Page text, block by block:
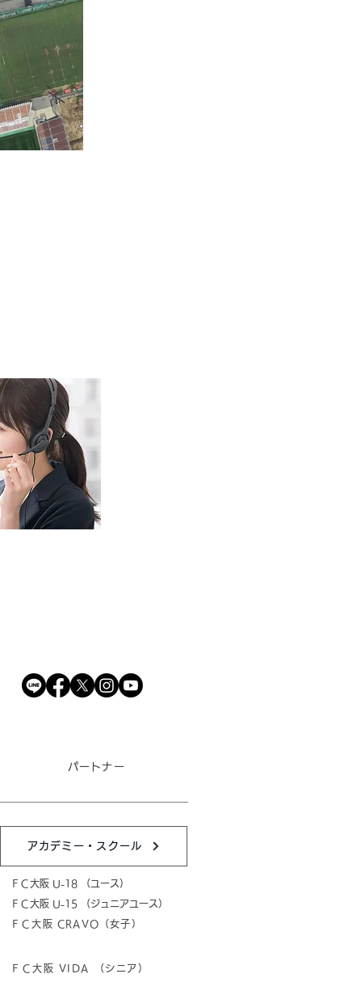
パートナー
アカデミー・スクール
ＦＣ大阪 U-18 （ユース）
ＦＣ大阪 U-15 （ジュニアユース）
ＦＣ大阪 CRAVO（女子）
ＦＣ大阪 VIDA （シニア）